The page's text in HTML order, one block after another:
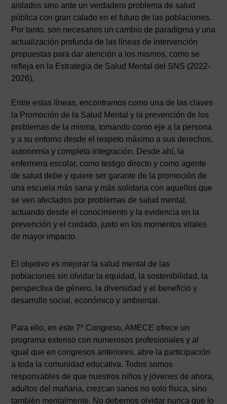
aislados sino ante un verdadero problema de salud
pública con gran calado en el futuro de las poblaciones.
Por tanto, son necesarios un cambio de paradigma y una
actualización profunda de las líneas de intervención
propuestas para dar atención a los mismos, como se
refleja en la Estrategia de Salud Mental del SNS (2022-
2026).
Entre estas líneas, encontramos como una de las claves
la Promoción de la Salud Mental y la prevención de los
problemas de la misma, tomando como eje a la persona
y a su entorno desde el respeto máximo a sus derechos,
autonomía y completa integración. Desde ahí, la
enfermera escolar, como testigo directo y como agente
de salud debe y quiere ser garante de la promoción de
una escuela más sana y más solidaria con aquellos que
se ven afectados por problemas de salud mental,
actuando desde el conocimiento y la evidencia en la
prevención y el cuidado, justo en los momentos vitales
de mayor impacto.
El objetivo es mejorar la salud mental de las
poblaciones sin olvidar la equidad, la sostenibilidad, la
perspectiva de género, la diversidad y el beneficio y
desarrollo social, económico y ambiental.
Para ello, en este 7º Congreso, AMECE ofrece un
programa extenso con numerosos profesionales y al
igual que en congresos anteriores, abre la participación
a toda la comunidad educativa. Todos somos
responsables de que nuestros niños y jóvenes de ahora,
adultos del mañana, crezcan sanos no solo física, sino
también mentalmente. No debemos olvidar nunca que lo